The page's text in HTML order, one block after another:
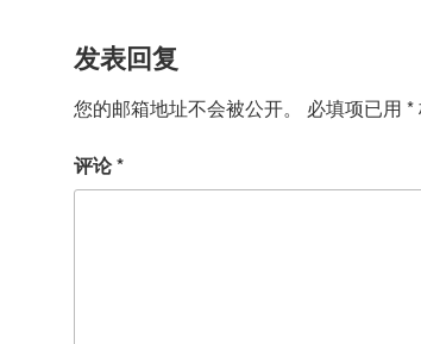
发表回复
您的邮箱地址不会被公开。 必填项已用 *
评论*